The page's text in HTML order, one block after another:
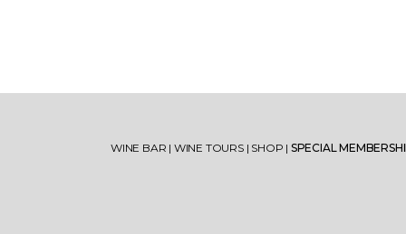
WINE BAR | WINE TOURS | SHOP | SPECIAL
Oltremé